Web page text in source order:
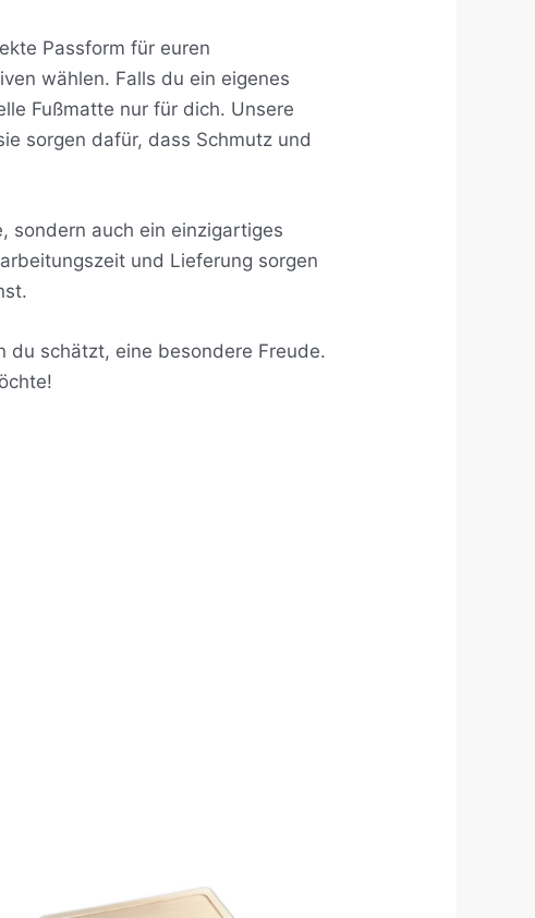
Passform für euren
wählen. Falls du ein eigenes
Fußmatte nur für dich. Unsere
sorgen dafür, dass Schmutz und
sondern auch ein einzigartiges
und Lieferung sorgen
du schätzt, eine besondere Freude.